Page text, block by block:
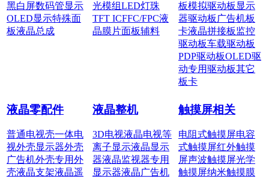
黑白屏数码管显示
OLED显示特殊面
板液晶总成
光模组LED灯珠
TFT ICFFC/FPC液
晶膜片面板辅料
板模拟驱动板 显示
器驱动板广告机板
卡液晶拼接板监控
驱动板车载驱动板
PDP驱动板OLED驱
动专用驱动板其它
板卡
液晶零配件
普通电视壳一体电
视外壳显示器外壳
广告机外壳专用外
壳液晶支架液晶遥
液晶整机
3D电视液晶电视等
离子显示液晶显示
器液晶监视器专用
显示器液晶广告机
触摸屏相关
电阻式触摸屏电容
式触摸屏红外触摸
屏声波触摸屏光学
触摸屏纳米触摸膜